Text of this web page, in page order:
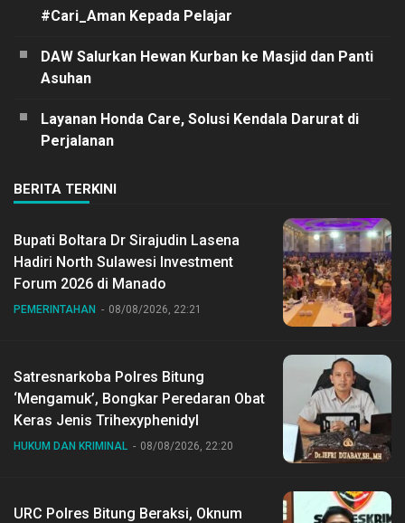
#Cari_Aman Kepada Pelajar
DAW Salurkan Hewan Kurban ke Masjid dan Panti
Asuhan
Layanan Honda Care, Solusi Kendala Darurat di
Perjalanan
BERITA TERKINI
Bupati Boltara Dr Sirajudin Lasena
Hadiri North Sulawesi Investment
Forum 2026 di Manado
PEMERINTAHAN 08/08/2026, 22:21
Satresnarkoba Polres Bitung
‘Mengamuk’, Bongkar Peredaran Obat
Keras Jenis Trihexyphenidyl
HUKUM DAN KRIMINAL 08/08/2026, 22:20
URC Polres Bitung Beraksi, Oknum